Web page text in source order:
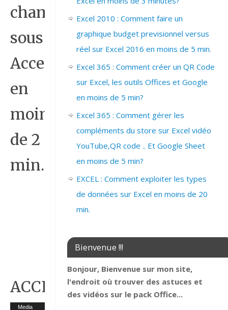
champ
sous
Access
en
moins
de 2
min.
Lecteur
Media
Excel 2010 : Comment faire un
graphique budget previsionnel versus
réel sur Excel 2016 en moins de 5 min.
Excel 365 : Comment créer un QR Code
sur Excel, les outils Offices et Google
en moins de 5 min?
Excel 365 : Comment gérer les
compléments du store sur Excel vidéo
YouTube,QR code .. Et Google Sheet
en moins de 5 min?
EXCEL : Comment exploiter les types
de données sur Excel en moins de 20
min.
Bienvenue !!!
Bonjour, Bienvenue sur mon site,
l'endroit où trouver des astuces et
des vidéos sur le pack Office...